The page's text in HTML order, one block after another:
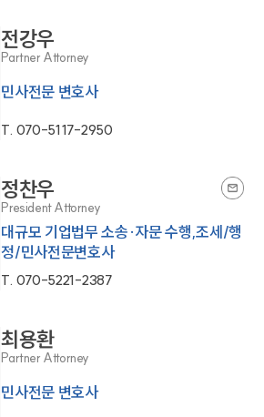
전강우
Partner Attorney
민사전문 변호사
T. 070-5117-2950
정찬우
President Attorney
대규모 기업법무 소송·자문 수행,조세/행
정/민사전문변호사
T. 070-5221-2387
최용환
Partner Attorney
민사전문 변호사